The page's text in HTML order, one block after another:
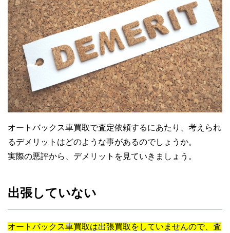
30代男性
オートバックス車買取
オートバックス車買取で査定依頼するにあたり、考えられ
るデメリットはどのような事があるのでしょうか。
実際の悪評から、デメリットを見ていきましょう。
出張していない
オートバックス車買取は出張買取をしていませんので、査